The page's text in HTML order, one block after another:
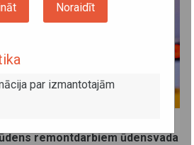
remontdarbiem ūdensvada
Noraidīt
par izmantotajām